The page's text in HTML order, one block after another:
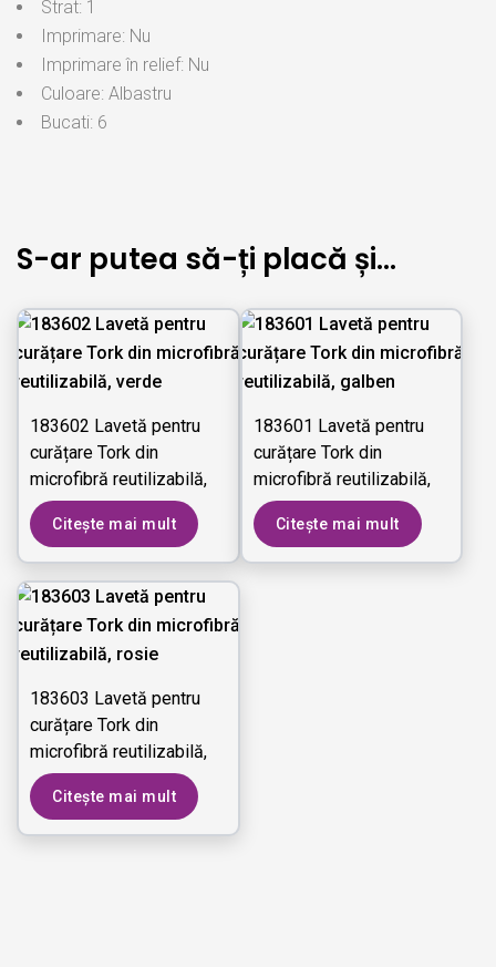
Strat: 1
Imprimare: Nu
Imprimare în relief: Nu
Culoare: Albastru
Bucati: 6
S-ar putea să-ți placă și…
183602 Lavetă pentru
curățare Tork din
microfibră reutilizabilă,
verde
Citește mai mult
183601 Lavetă pentru
curățare Tork din
microfibră reutilizabilă,
galben
Citește mai mult
183603 Lavetă pentru
curățare Tork din
microfibră reutilizabilă,
rosie
Citește mai mult